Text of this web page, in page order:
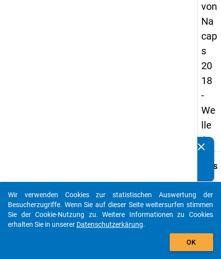
von
Na
cap
s
20
18
-
We
lle
1
Details
C35.1
clear
auto_stories
add_shopping_cart
Wir verwenden Cookies zur statistischen Auswertung der
Besucherzugriffe. Wenn Sie auf dieser Seite weitersurfen stimmen
Sie der Cookie-Nutzung zu. Weitere Informationen zu Cookies
erhalten Sie in unserer Datenschutzerkärung.
OK